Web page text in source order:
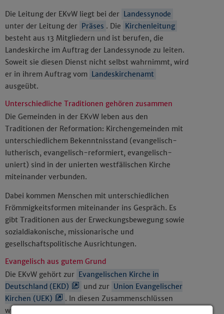
Die Leitung der EKvW liegt bei der Landessynode
unter der Leitung der Präses . Die Kirchenleitung
besteht aus 13 Mitgliedern und ist berufen, die
Landeskirche im Auftrag der Landessynode zu leiten.
Soweit sie diesen Dienst nicht selbst wahrnimmt, wird
er in ihrem Auftrag vom Landeskirchenamt
ausgeübt.
Unterschiedliche Traditionen gehören zusammen
Die Gemeinden in der EKvW leben aus den
Traditionen der Reformation: Kirchengemeinden mit
unterschiedlichem Bekenntnisstand (evangelisch-
lutherisch, evangelisch-reformiert, evangelisch-
uniert) sind in der unierten westfälischen Kirche
miteinander verbunden.
Dabei kommen Menschen mit unterschiedlichen
Frömmigkeitsformen miteinander ins Gespräch. Es
gibt Traditionen aus der Erweckungsbewegung sowie
sozialdiakonische, missionarische und
gesellschaftspolitische Ausrichtungen.
Evangelisch aus gutem Grund
Die EKvW gehört zur Evangelischen Kirche in
Deutschland (EKD)
und zur Union Evangelischer
Kirchen (UEK)
. In diesen Zusammenschlüssen
wird daran gearbeitet, dass die evangelischen Kirchen